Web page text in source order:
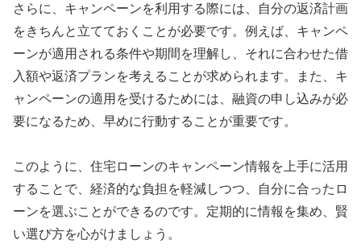
さらに、キャンペーンを利用する際には、自分の返済計画
をきちんと立てておくことが必要です。例えば、キャンペ
ーンが適用される条件や期間を理解し、それに合わせた借
入額や返済プランを考えることが求められます。また、キ
ャンペーンの適用を受けるためには、融資の申し込みが必
要になるため、早めに行動することが重要です。
このように、住宅ローンのキャンペーン情報を上手に活用
することで、経済的な負担を軽減しつつ、自分に合ったロ
ーンを選ぶことができるのです。定期的に情報を集め、賢
い選び方を心がけましょう。